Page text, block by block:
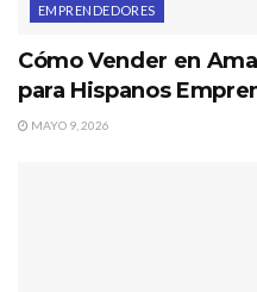
EMPRENDEDORES
Cómo Vender en
para Hispanos
MAYO 9, 2026